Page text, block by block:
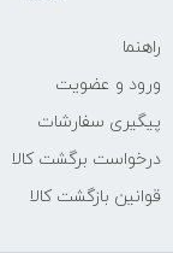
راهنما
ورود و عضویت
پیگیری سفارشات
درخواست برگشت کالا
قوانین بازگشت کالا